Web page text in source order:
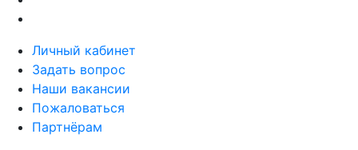
Личный кабинет
Задать вопрос
Наши вакансии
Пожаловаться
Партнёрам